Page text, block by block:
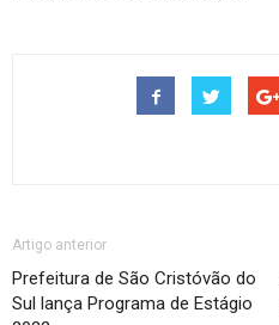
Artigo anterior
Prefeitura de São Cristóvão do
Sul lança Programa de Estágio